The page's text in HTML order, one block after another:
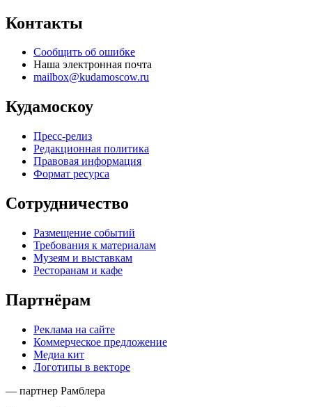
Контакты
Сообщить об ошибке
Наша электронная почта
mailbox@kudamoscow.ru
Кудамоскоу
Пресс-релиз
Редакционная политика
Правовая информация
Формат ресурса
Сотрудничество
Размещение событий
Требования к материалам
Музеям и выставкам
Ресторанам и кафе
Партнёрам
Реклама на сайте
Коммерческое предложение
Медиа кит
Логотипы в векторе
— партнер Рамблера